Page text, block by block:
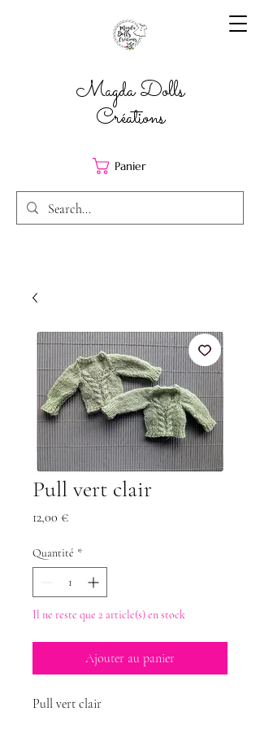
Magda Dolls
Créations
Panier
Pull vert clair
12,00 €Prix
Quantité *
Il ne reste que 2 article(s) en stock
Ajouter au panier
Pull vert clair